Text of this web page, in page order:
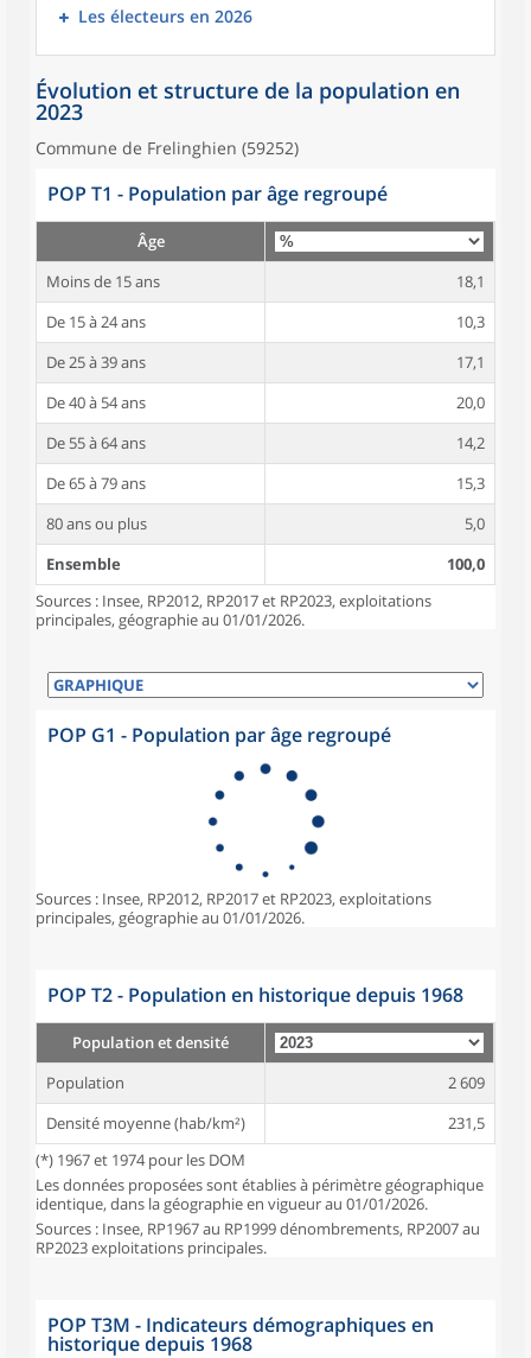
Les électeurs en 2026
Évolution et structure de la population en
2023
Commune de Frelinghien (59252)
POP T1 - Population par âge regroupé
Âge
Moins de 15 ans
18,1
De 15 à 24 ans
10,3
De 25 à 39 ans
17,1
De 40 à 54 ans
20,0
De 55 à 64 ans
14,2
De 65 à 79 ans
15,3
80 ans ou plus
5,0
Ensemble
100,0
Sources : Insee, RP2012, RP2017 et RP2023, exploitations
principales, géographie au 01/01/2026.
POP G1 - Population par âge regroupé
Sources : Insee, RP2012, RP2017 et RP2023, exploitations
principales, géographie au 01/01/2026.
POP T2 - Population en historique depuis 1968
Population et densité
Population
2 609
Densité moyenne (hab/km²)
231,5
(*) 1967 et 1974 pour les DOM
Les données proposées sont établies à périmètre géographique
identique, dans la géographie en vigueur au 01/01/2026.
Sources : Insee, RP1967 au RP1999 dénombrements, RP2007 au
RP2023 exploitations principales.
POP T3M - Indicateurs démographiques en
historique depuis 1968